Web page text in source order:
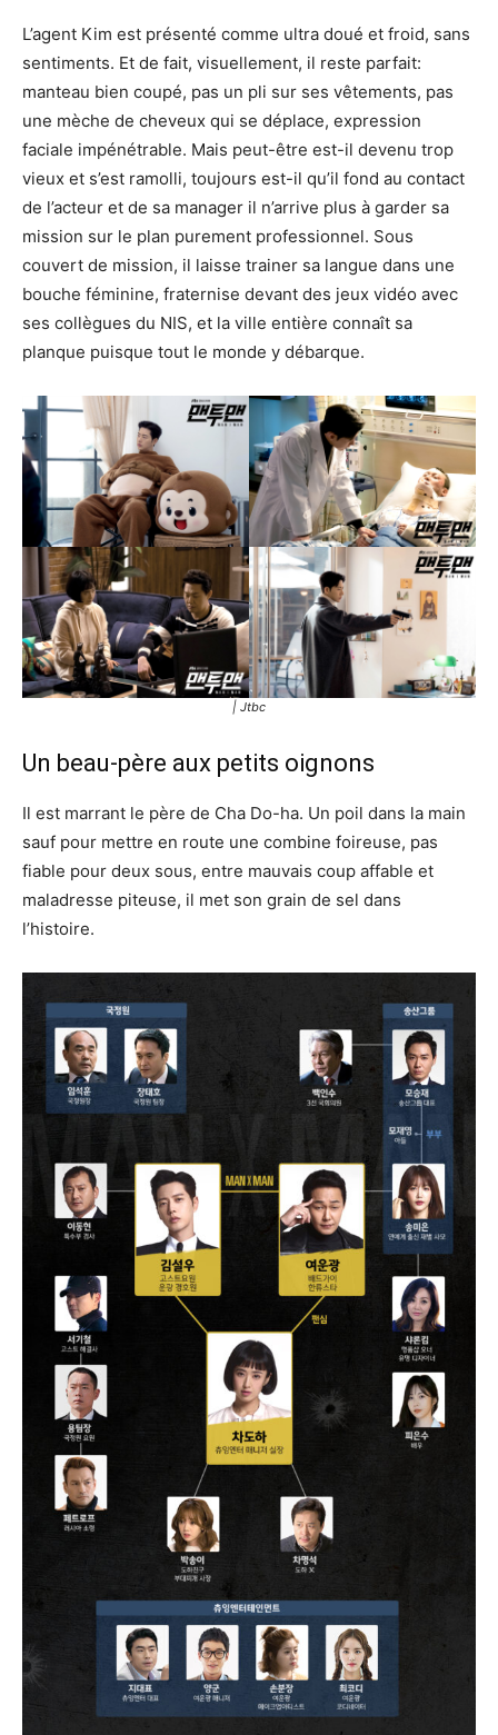
L’agent Kim est présenté comme ultra doué et froid, sans
sentiments. Et de fait, visuellement, il reste parfait:
manteau bien coupé, pas un pli sur ses vêtements, pas
une mèche de cheveux qui se déplace, expression
faciale impénétrable. Mais peut-être est-il devenu trop
vieux et s’est ramolli, toujours est-il qu’il fond au contact
de l’acteur et de sa manager il n’arrive plus à garder sa
mission sur le plan purement professionnel. Sous
couvert de mission, il laisse trainer sa langue dans une
bouche féminine, fraternise devant des jeux vidéo avec
ses collègues du NIS, et la ville entière connaît sa
planque puisque tout le monde y débarque.
| Jtbc
Un beau-père aux petits oignons
Il est marrant le père de Cha Do-ha. Un poil dans la main
sauf pour mettre en route une combine foireuse, pas
fiable pour deux sous, entre mauvais coup affable et
maladresse piteuse, il met son grain de sel dans
l’histoire.